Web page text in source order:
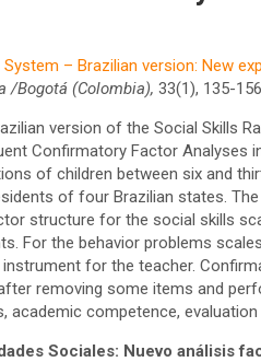
System – Brazilian version: New
/Bogotá (Colombia), 33(1), 135-156.
version of the Social Skills
Confirmatory Factor Analyses
of children between six and
of four Brazilian states.
structure for the social skills
For the behavior problems
for the teacher.
removing some items and
academic competence,
Sociales: Nuevo análisis